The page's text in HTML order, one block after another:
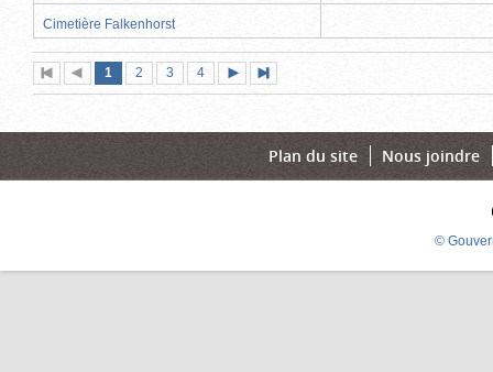
Cimetière Falkenhorst
Première
page
Page
précédente
Page
1 (page
actuelle)
Page
2 Page
3 Page
4
suivante
page
Plan du site Nous joindre
©